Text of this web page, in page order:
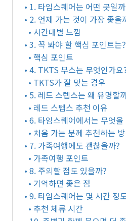
• 1. 타임스퀘어는 어떤 곳일
• 2. 언제 가는 것이 가장 좋을
• 시간대별 느낌
• 3. 꼭 봐야 할 핵심 포인트는?
• 핵심 포인트
• 4. TKTS 부스는 무엇인가요
• TKTS가 잘 맞는 경우
• 5. 레드 스텝스는 왜 유명할
• 레드 스텝스 추천 이유
• 6. 타임스퀘어에서는 무엇
• 처음 가는 분께 추천하는
• 7. 가족여행에도 괜찮을까?
• 가족여행 포인트
• 8. 주의할 점도 있을까?
• 기억하면 좋은 점
• 9. 타임스퀘어는 몇 시간 정
• 추천 체류 시간